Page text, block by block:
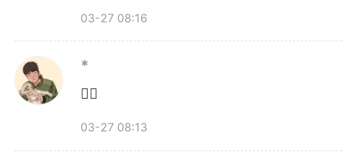
爸妈妈放下工作陪陪自己。
这些愿望，能不能实现，不只
在教育部门，更在每一个大人的努
03-27 08:16
*
👍🏻
03-27 08:13